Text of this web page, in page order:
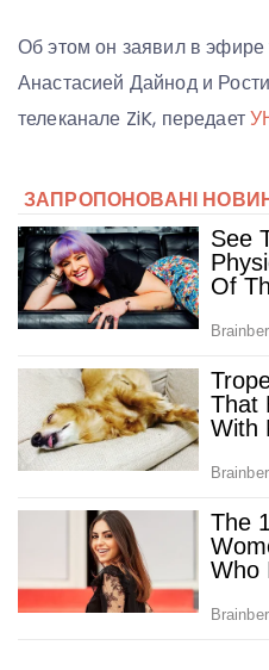
Об этом он заявил в эфире
Анастасией Дайнод и
телеканале ZiK, передает